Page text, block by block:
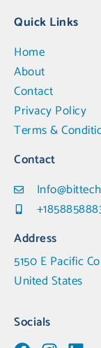
Quick Links
Home
About
Contact
Privacy Policy
Terms &
Contact
Address
5150 E Pacific
United States
Socials